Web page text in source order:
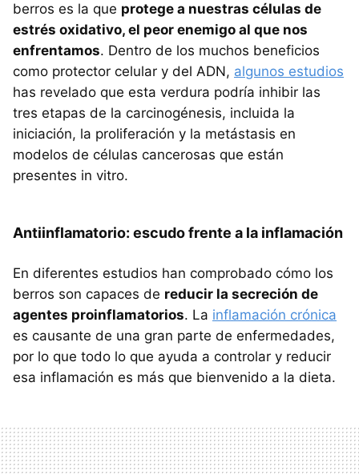
berros es la que protege a nuestras células de
estrés oxidativo, el peor enemigo al que nos
enfrentamos. Dentro de los muchos beneficios
como protector celular y del ADN, algunos estudios
has revelado que esta verdura podría inhibir las
tres etapas de la carcinogénesis, incluida la
iniciación, la proliferación y la metástasis en
modelos de células cancerosas que están
presentes in vitro.
Antiinflamatorio: escudo frente a la inflamación
En diferentes estudios han comprobado cómo los
berros son capaces de reducir la secreción de
agentes proinflamatorios. La inflamación crónica
es causante de una gran parte de enfermedades,
por lo que todo lo que ayuda a controlar y reducir
esa inflamación es más que bienvenido a la dieta.